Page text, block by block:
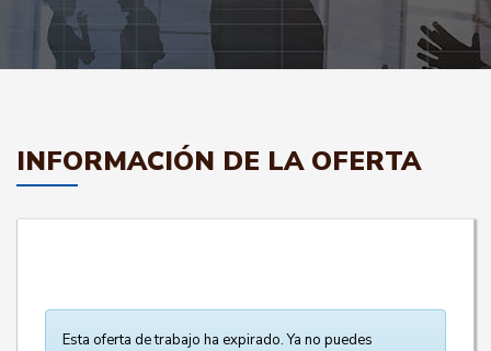
INFORMACIÓN DE LA OFERTA
Esta oferta de trabajo ha expirado. Ya no puedes